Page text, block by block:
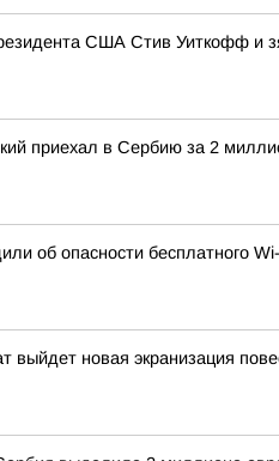
США Стив Уиткофф и
приехал в Сербию за 2
об опасности бесплатного
выйдет новая экранизация